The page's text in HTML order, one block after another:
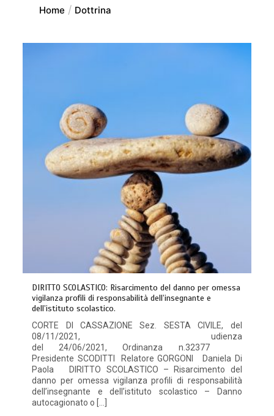
Home Dottrina
DIRITTO SCOLASTICO: Risarcimento del danno per omessa
vigilanza profili di responsabilità dell’insegnante e
dell’istituto scolastico.
CORTE DI CASSAZIONE Sez. SESTA CIVILE, del
08/11/2021, udienza
del 24/06/2021, Ordinanza n.32377
Presidente SCODITTI Relatore GORGONI Daniela Di
Paola DIRITTO SCOLASTICO – Risarcimento del
danno per omessa vigilanza profili di responsabilità
dell’insegnante e dell’istituto scolastico – Danno
autocagionato o […]